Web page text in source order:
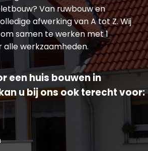
Van ruwbouw en
afwerking van A tot Z. Wij
samen te werken met 1
alle werkzaamheden.
een huis bouwen in
u bij ons ook terecht voor: